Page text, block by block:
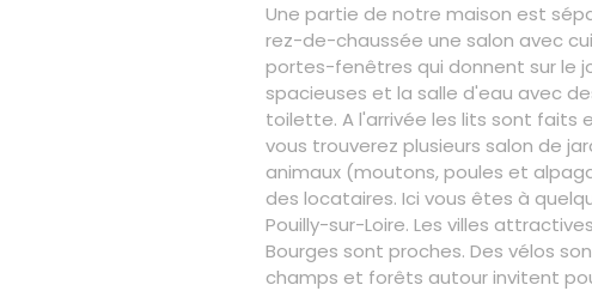
Une partie de notre maison est
rez-de-chaussée une salon avec
portes-fenêtres qui donnent sur le
spacieuses et la salle d'eau avec
toilette. A l'arrivée les lits sont faits
vous trouverez plusieurs salon de
animaux (moutons, poules et
des locataires. Ici vous êtes à
Pouilly-sur-Loire. Les villes
Bourges sont proches. Des vélos
champs et forêts autour invitent